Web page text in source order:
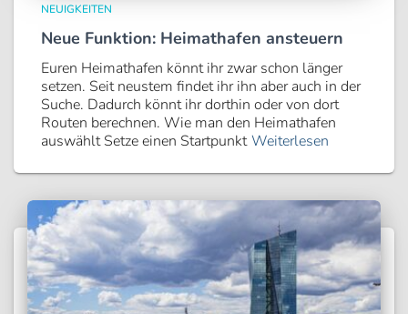
NEUIGKEITEN
Neue Funktion: Heimathafen ansteuern
Euren Heimathafen könnt ihr zwar schon länger
setzen. Seit neustem findet ihr ihn aber auch in der
Suche. Dadurch könnt ihr dorthin oder von dort
Routen berechnen. Wie man den Heimathafen
auswählt Setze einen Startpunkt Weiterlesen